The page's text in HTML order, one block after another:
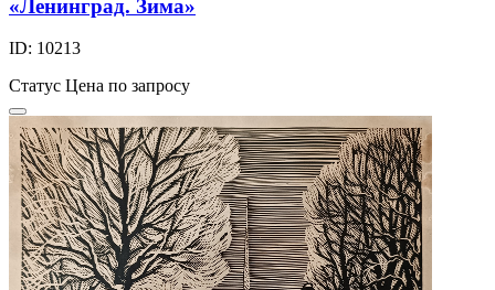
«Ленинград. Зима»
ID: 10213
Статус Цена по запросу